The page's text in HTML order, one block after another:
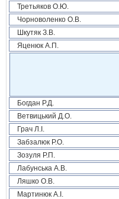
Третьяков О.Ю.
Чорноволенко О.В.
Шкутяк З.В.
Яценюк А.П.
Богдан Р.Д.
Ветвицький Д.О.
Грач Л.І.
Забзалюк Р.О.
Зозуля Р.П.
Лабунська А.В.
Ляшко О.В.
Мартинюк А.І.